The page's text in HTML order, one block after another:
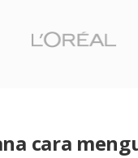
cara